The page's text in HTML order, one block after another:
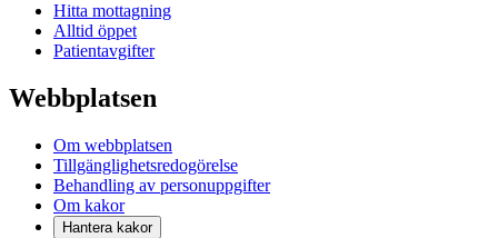
Hitta mottagning
Alltid öppet
Patientavgifter
Webbplatsen
Om webbplatsen
Tillgänglighetsredogörelse
Behandling av personuppgifter
Om kakor
Hantera kakor